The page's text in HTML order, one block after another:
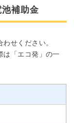
補助金
せください。
は「エコ発」の一